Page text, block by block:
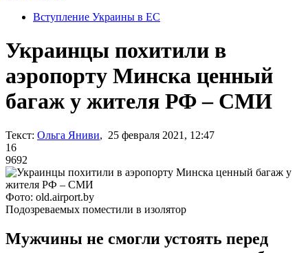
Вступление Украины в ЕС
Украинцы похитили в
аэропорту Минска ценный
багаж у жителя РФ – СМИ
Текст: Ольга Яниви, 25 февраля 2021, 12:47
16
9692
Фото: old.airport.by
Подозреваемых поместили в изолятор
Мужчины не смогли устоять перед